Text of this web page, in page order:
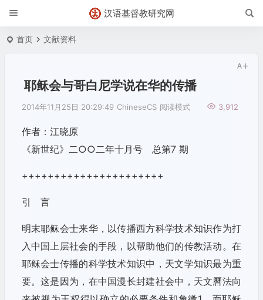
汉语基督教研究网
首页 文献资料
耶稣会与哥白尼学说在华的传播
2014年11月25日 20:29:49 ChineseCS 3,912
阅读模式
作者：江晓原
《新世纪》二○○二年十月号 总第7 期
++++++++++++++++++++++
引 言
明末耶稣会士来华，以传播西方科学技术知识作为打
入中国上层社会的手段，以帮助他们的传教活动。在
耶稣会士传播的科学技术知识中，天文学知识最为重
要。这是因为，在中国漫长封建社会中，天文曆法向